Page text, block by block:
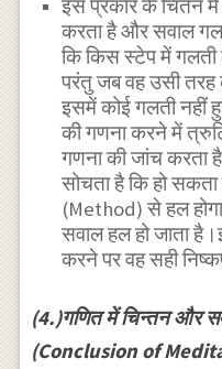
इस प्रकार के चिंतन में
करता है और सवाल
कि किस स्टेप में
परंतु जब वह उसी तरह
इसमें कोई गलती नहीं
की गणना करने में
गणना की जांच करता
सोचता है कि हो
(Method) से हल
सवाल हल हो जाता
करने पर वह सही
(4.)गणित में चिन्तन और
(Conclusion of